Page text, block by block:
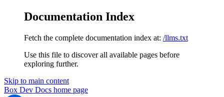
Documentation Index
Fetch the complete documentation index at: /llms.txt
Use this file to discover all available pages before
exploring further.
Skip to main content
Box Dev Docs home page